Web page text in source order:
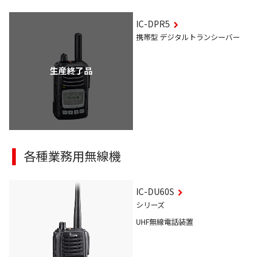
生産終了品
IC-DPR5
携帯型 デジタルトランシーバー
各種業務用無線機
IC-DU60S
シリーズ
UHF無線電話装置